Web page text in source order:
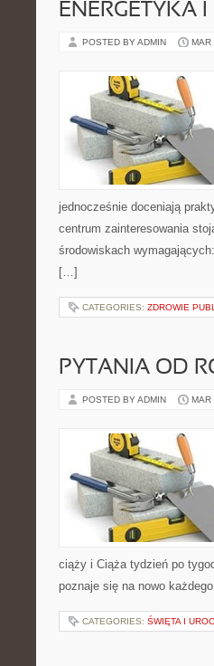
ENERGETYKA
POSTED BY ADMIN MAR
jednocześnie doceniają
centrum zainteresowania
środowiskach
[…]
CATEGORIES: ZDROWIE
PYTANIA OD
POSTED BY ADMIN MAR
ciąży i Ciąża tydzień po
poznaje się na nowo
CATEGORIES: ŚWIĘTA I